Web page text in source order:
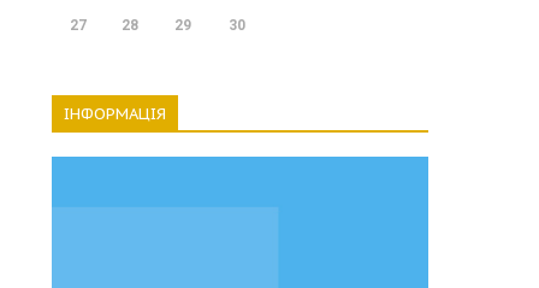
27 28 29 30
ІНФОРМАЦІЯ